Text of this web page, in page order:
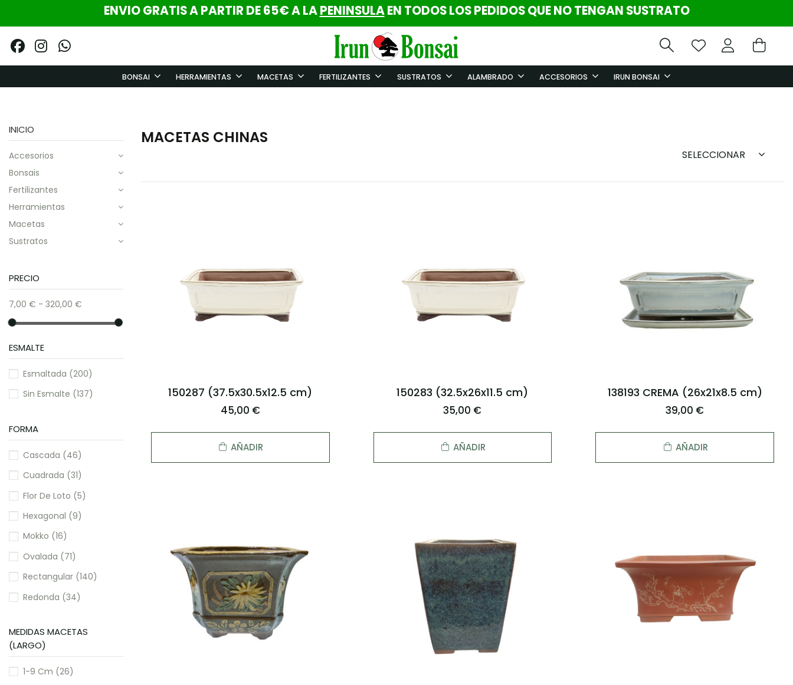
ENVIO GRATIS A PARTIR DE 65€ A LAPENINSULAEN TODOS LOS PEDIDOS QUE NO TENGAN SUSTRATO
BONSAI HERRAMIENTAS MACETAS FERTILIZANTES SUSTRATOS ALAMBRADO ACCESORIOS IRUN BONSAI
MACETAS CHINAS
SELECCIONAR
150287 (37.5x30.5x12.5 cm)
45,00 €
AÑADIR
150283 (32.5x26x11.5 cm)
35,00 €
AÑADIR
138193 CREMA (26x21x8.5 cm)
39,00 €
AÑADIR
INICIO
accesorios
bonsais
fertilizantes
herramientas
macetas
sustratos
PRECIO
7,00 € - 320,00 €
ESMALTE
Esmaltada (200)
Sin Esmalte (137)
FORMA
Cascada (46)
Cuadrada (31)
Flor De Loto (5)
Hexagonal (9)
Mokko (16)
Ovalada (71)
Rectangular (140)
Redonda (34)
MEDIDAS MACETAS
(LARGO)
1-9 Cm (26)